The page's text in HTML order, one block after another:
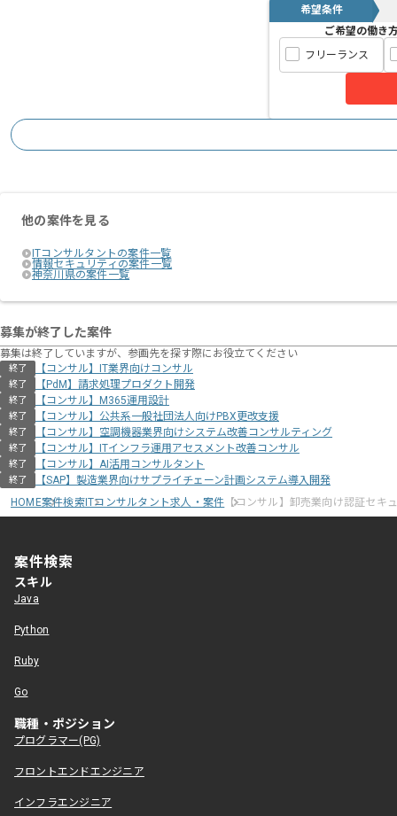
希望条件
ご希望の働き
フリーランス
他の案件を見る
ITコンサルタントの案件一覧
情報セキュリティの案件一覧
神奈川県の案件一覧
募集が終了した案件
募集は終了していますが、参画先を探す際にお役立てください
終了 【コンサル】IT業界向けコンサル
終了 【PdM】請求処理プロダクト開発
終了 【コンサル】M365運用設計
終了 【コンサル】公共系一般社団法人向けPBX更改支援
終了 【コンサル】空調機器業界向けシステム改善コンサルティング
終了 【コンサル】ITインフラ運用アセスメント改善コンサル
終了 【コンサル】AI活用コンサルタント
終了
【SAP】製造業界向けサプライチェーン計画システム導入開発
HOME案件検索ITコンサルタント求人・案件 【コンサル】卸売業向け認証セキ
案件検索
スキル
Java
Python
Ruby
Go
職種・ポジション
プログラマー(PG)
フロントエンドエンジニア
インフラエンジニア